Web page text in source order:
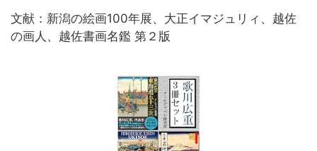
文献：新潟の絵画100年展、大正イマジュリィ、越佐
の画人、越佐書画名鑑 第２版